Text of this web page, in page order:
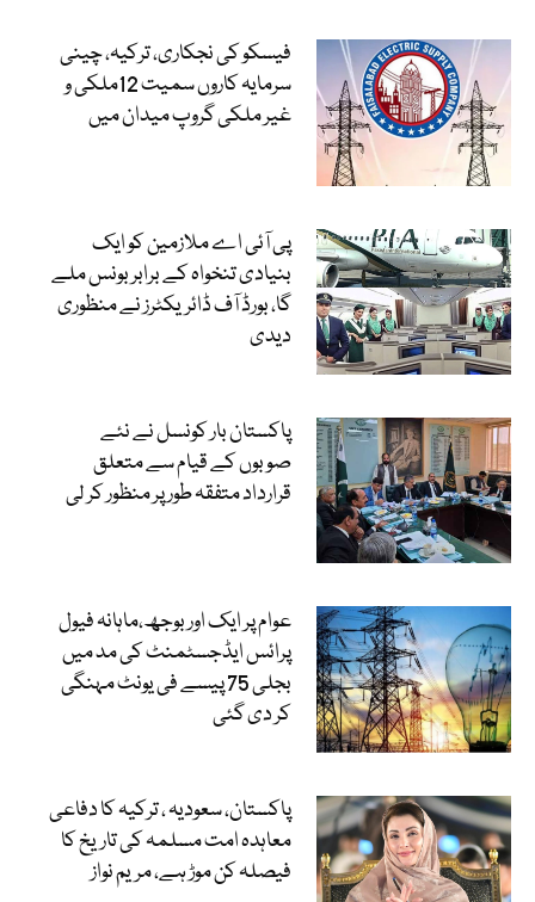
فیسکو کی نجکاری، ترکیہ، چینی
سرمایہ کاروں سمیت 12ملکی و
غیر ملکی گروپ میدان میں
پی آئی اے ملازمین کو ایک
بنیادی تنخواہ کے برابر بونس ملے
گا، بورڈ آف ڈائریکٹرز نے منظوری
دیدی
پاکستان بار کونسل نے نئے
صوبوں کے قیام سے متعلق
قرارداد متفقہ طور پر منظور کر لی
عوام پر ایک اور بوجھ،ماہانہ فیول
پرائس ایڈجسٹمنٹ کی مد میں
بجلی 75 پیسے فی یونٹ مہنگی
کر دی گئی
پاکستان، سعودیہ ، ترکیہ کا دفاعی
معاہدہ امت مسلمہ کی تاریخ کا
فیصلہ کن موڑ ہے، مریم نواز